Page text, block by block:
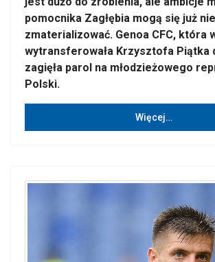
pomocnika Zagłębia mogą się już
zmaterializować. Genoa CFC, która
wytransferowała Krzysztofa Piątka
zagięła parol na młodzieżowego
Polski.
Więcej…